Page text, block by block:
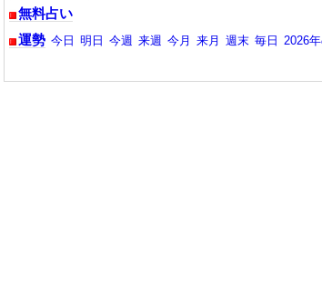
2024/09/09：2024年9月今月の運勢が公開中。
2024/08/02：2024年8月今月の運勢が公開中。
無料占い
運勢 今日 明日 今週 来週 今月 来月 週末 毎日 2026